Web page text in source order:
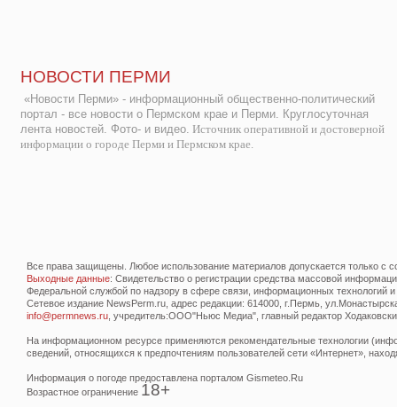
НОВОСТИ ПЕРМИ
«Новости Перми» - информационный общественно-политический
портал - все новости о Пермском крае и Перми. Круглосуточная
лента новостей. Фото- и видео. Источник оперативной и достоверной
информации о городе Перми и Пермском крае.
Все права защищены. Любое использование материалов допускается только с
Выходные данные: Свидетельство о регистрации средства массовой
Федеральной службой по надзору в сфере связи, информационных технологий
Сетевое издание NewsPerm.ru, адрес редакции: 614000, г.Пермь,
info@permnews.ru , учредитель:ООО"Ньюс Медиа", главный редактор
На информационном ресурсе применяются рекомендательные технологии
сведений, относящихся к предпочтениям пользователей сети «Интернет»,
Информация о погоде предоставлена порталом Gismeteo.Ru
Возрастное ограничение 18+